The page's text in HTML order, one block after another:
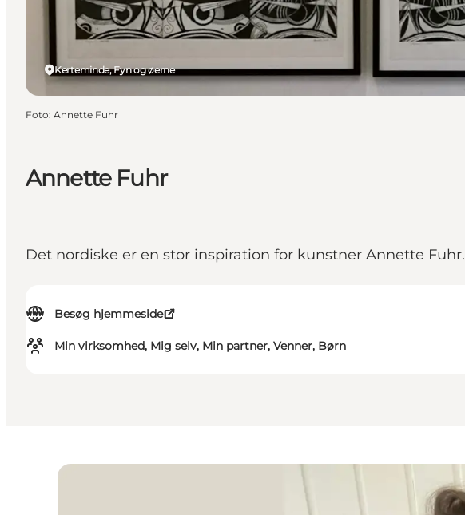
Annette Fuhr
Det nordiske er en stor inspiration for kunstner Annette Fuhr.
Besøg hjemmeside
Min virksomhed, Mig selv, Min partner, Venner, Børn
Kerteminde, Fyn og øerne
Foto: Annette Fuhr